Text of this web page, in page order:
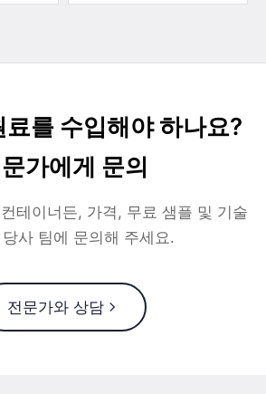
료를 수입해야 하나요?
가에게 문의
테이너든, 가격, 무료 샘플 및 기술
사 팀에 문의해 주세요.
전문가와 상담